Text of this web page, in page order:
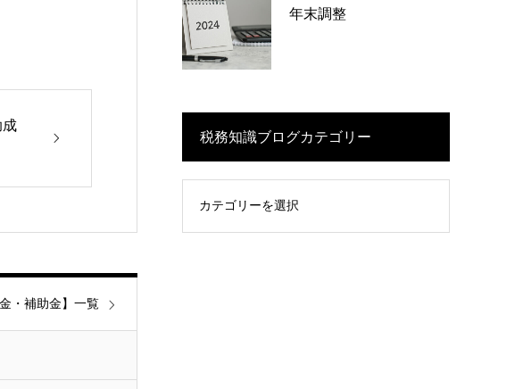
成
・補助金】一覧
年末調整
税務知識ブログカテゴリー